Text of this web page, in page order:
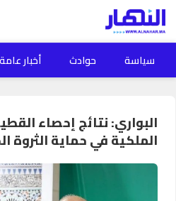
سياسة حوادث أخبار عامة
البواري: نتائج إحصاء
الملكية في حماية الثروة